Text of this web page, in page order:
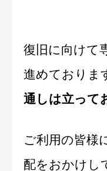
復旧に向けて
進めておりま
通しは立って
ご利用の皆様
配をおかけし